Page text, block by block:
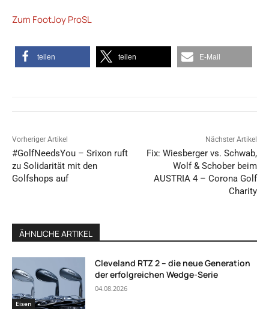
Zum FootJoy ProSL
teilen teilen E-Mail
Vorheriger Artikel
#GolfNeedsYou – Srixon ruft
zu Solidarität mit den
Golfshops auf
Nächster Artikel
Fix: Wiesberger vs. Schwab,
Wolf & Schober beim
AUSTRIA 4 – Corona Golf
Charity
ÄHNLICHE ARTIKEL
Eisen
Cleveland RTZ 2 – die neue Generation
der erfolgreichen Wedge-Serie
04.08.2026